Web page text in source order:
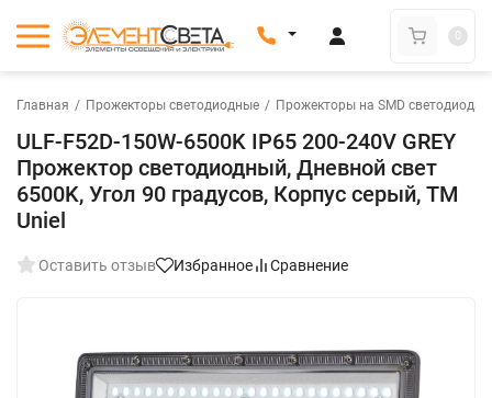
0
Главная / Прожекторы светодиодные / Прожекторы на SMD светодиодах
ULF-F52D-150W-6500K IP65 200-240V GREY
Прожектор светодиодный, Дневной свет
6500K, Угол 90 градусов, Корпус серый, TM
Uniel
Оставить отзыв Избранное Сравнение